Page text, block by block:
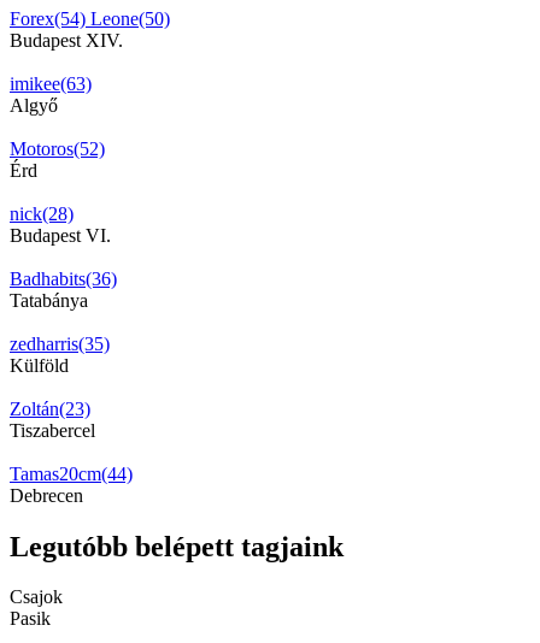
Forex(54) Leone(50)
Budapest XIV.
imikee(63)
Algyő
Motoros(52)
Érd
nick(28)
Budapest VI.
Badhabits(36)
Tatabánya
zedharris(35)
Külföld
Zoltán(23)
Tiszabercel
Tamas20cm(44)
Debrecen
Legutóbb belépett tagjaink
Csajok
Pasik